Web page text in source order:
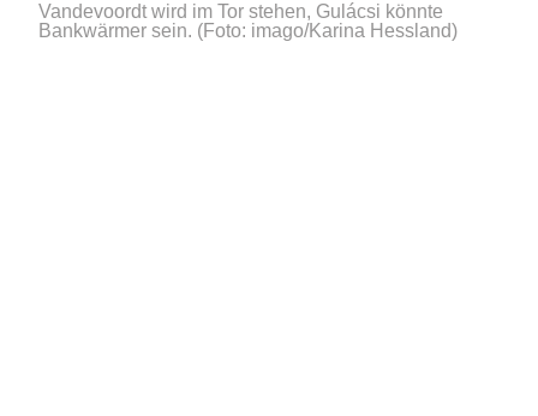
Vandevoordt wird im Tor stehen, Gulácsi könnte
Bankwärmer sein. (Foto: imago/Karina Hessland)